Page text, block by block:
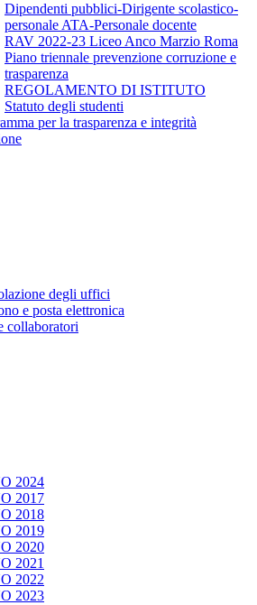
Dipendenti pubblici-Dirigente scolastico-
personale ATA-Personale docente
RAV 2022-23 Liceo Anco Marzio Roma
Piano triennale prevenzione corruzione e
trasparenza
REGOLAMENTO DI ISTITUTO
Statuto degli studenti
per la trasparenza e integrità
degli uffici
e posta elettronica
collaboratori
2024
2017
2018
2019
2020
2021
2022
2023